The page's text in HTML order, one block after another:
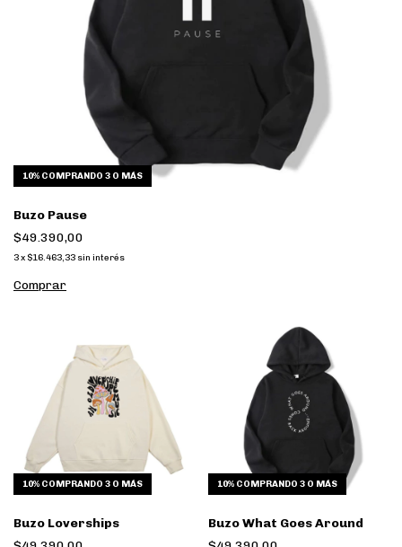
10% COMPRANDO 3 O MÁS
Buzo Pause
$49.390,00
3x $16.463,33 sin interés
Comprar
10% COMPRANDO 3 O MÁS
Buzo Loverships
10% COMPRANDO 3 O MÁS
Buzo What Goes Around